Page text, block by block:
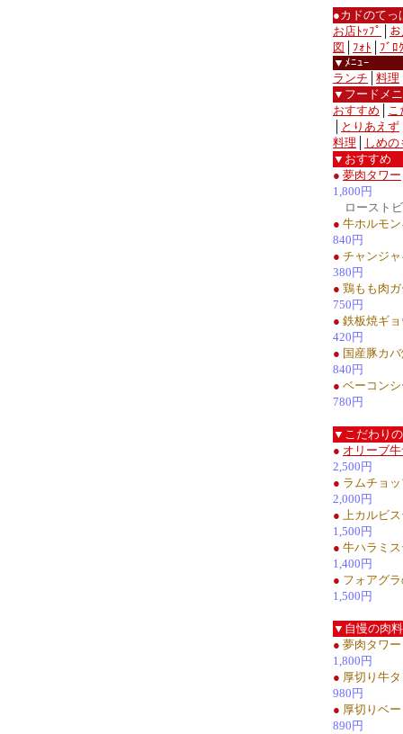
●カドのて
お店ﾄｯﾌﾟ
図
ﾌｫﾄ
ﾌﾞﾛ
▼ﾒﾆｭｰ
ランチ
料理
▼フードメ
おすすめ
こ
とりあえず
料理
しめの
▼おすすめ
● 夢肉タワー
1,800円
ロースト
● 牛ホルモ
840円
● チャンジ
380円
● 鶏もも肉
750円
● 鉄板焼ギ
420円
● 国産豚カ
840円
● ベーコン
780円
▼こだわり
● オリーブ
2,500円
● ラムチョ
2,000円
● 上カルビ
1,500円
● 牛ハラミ
1,400円
● フォアグ
1,500円
▼自慢の肉
● 夢肉タワー
1,800円
● 厚切り牛
980円
● 厚切りベ
890円